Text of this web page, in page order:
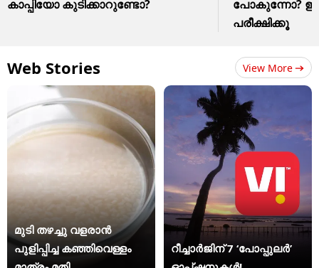
കാപ്പിയോ കുടിക്കാറുണ്ടോ?
പോകുന്നോ? ഈ
പരീക്ഷിക്കൂ
Web Stories View More
മുടി തഴച്ചു വളരാൻ
പുളിപ്പിച്ച കഞ്ഞിവെള്ളം
റീച്ചാർജിന് 7 ‘പോപ്പുലർ’